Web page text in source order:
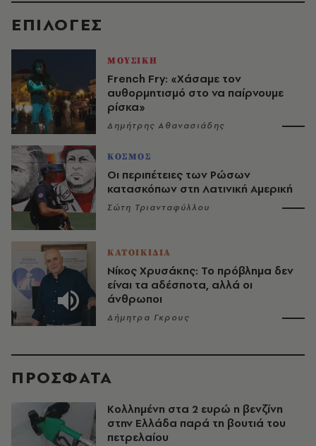
EΠΙΛΟΓΈΣ
ΜΟΥΣΙΚΗ
French Fry: «Χάσαμε τον
αυθορμητισμό στο να παίρνουμε
ρίσκα»
Δημήτρης Αθανασιάδης
ΚΟΣΜΟΣ
Οι περιπέτειες των Ρώσων
κατασκόπων στη Λατινική Αμερική
Σώτη Τριανταφύλλου
ΚΑΤΟΙΚΙΔΙΑ
Νίκος Χρυσάκης: Το πρόβλημα δεν
είναι τα αδέσποτα, αλλά οι
άνθρωποι
Δήμητρα Γκρους
ΠΡΟΣΦΑΤΑ
Κολλημένη στα 2 ευρώ η βενζίνη
στην Ελλάδα παρά τη βουτιά του
πετρελαίου